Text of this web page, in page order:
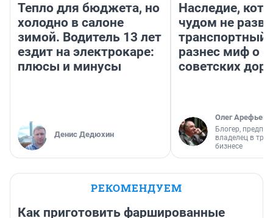
Тепло для бюджета, но
холодно в салоне
зимой. Водитель 13 лет
ездит на электрокаре:
плюсы и минусы
Денис Дедюхин
Наследие,
чудом не
транспортный
разнес миф о
советских
Олег Арефьев
Блогер,
владелец в
бизнесе
РЕКОМЕНДУЕМ
Как приготовить фаршированные